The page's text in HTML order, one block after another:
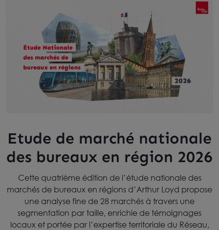
Etude de marché nationale
des bureaux en région 2026
Cette quatrième édition de l’étude nationale des
marchés de bureaux en régions d’Arthur Loyd propose
une analyse fine de 28 marchés à travers une
segmentation par taille, enrichie de témoignages
locaux et portée par l’expertise territoriale du Réseau,